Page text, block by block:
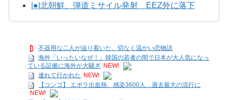
|●|北朝鮮、弾道ミサイル発射 EEZ外に落下
不器用な二人が辿り着いた、切なく温かい恋物語
海外「いったいなぜ！」韓国の若者の間で日本が大人気になっ
ている証拠に海外が大騒ぎ NEW!
連れて行かれた NEW!
【コンゴ】 エボラ出血熱、感染3600人…過去最大の流行に
NEW!